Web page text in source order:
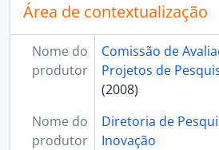
Área de contextualização
Nome do
produtor
Comissão de
Projetos de
(2008)
Nome do
produtor
Diretoria de
Inovação